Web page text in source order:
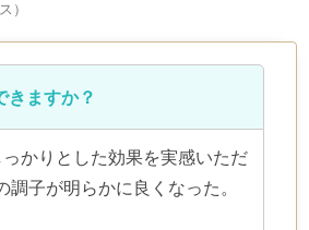
）
きますか？
かりとした効果を実感いただ
子が明らかに良くなった。